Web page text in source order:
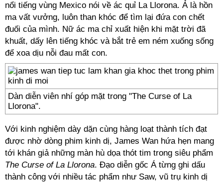
nổi tiếng vùng Mexico nói về ác quỉ La Llorona. Ả là hồn
ma vất vưởng, luôn than khóc để tìm lại đứa con chết
đuối của mình. Nữ ác ma chỉ xuất hiện khi mặt trời đã
khuất, dấy lên tiếng khóc và bắt trẻ em ném xuống sống
để xoa dịu nỗi đau mất con.
Dàn diễn viên nhí góp mặt trong "The Curse of La
Llorona".
Với kinh nghiệm dày dặn cùng hàng loạt thành tích đạt
được nhờ dòng phim kinh dị, James Wan hứa hẹn mang
tới khán giả những màn hù dọa thót tim trong siêu phẩm
The Curse of La Llorona. Đạo diễn gốc Á từng ghi dấu
thành công với nhiều tác phẩm như Saw, vũ trụ kinh dị